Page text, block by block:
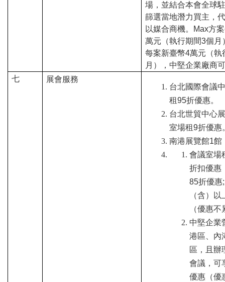
場，並結合本會全球
篩選當地潛力買主，
以媒合商機。Max方
萬元（執行期間3個月
每案新臺幣4萬元（執
月），中堅企業廠商
七
展會服務
台北國際會議
租95折優惠。
台北世貿中心
室場租9折優惠
南港展覽館1館
會議室場
折扣優惠
85折優惠
（含）
（優惠
中堅企業
港區、內
區，且辦
會議，可
優惠（優